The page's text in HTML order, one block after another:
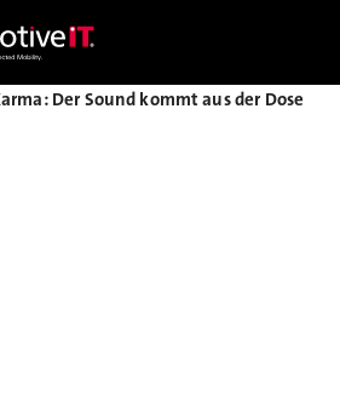
Der Sound kommt aus der Dose